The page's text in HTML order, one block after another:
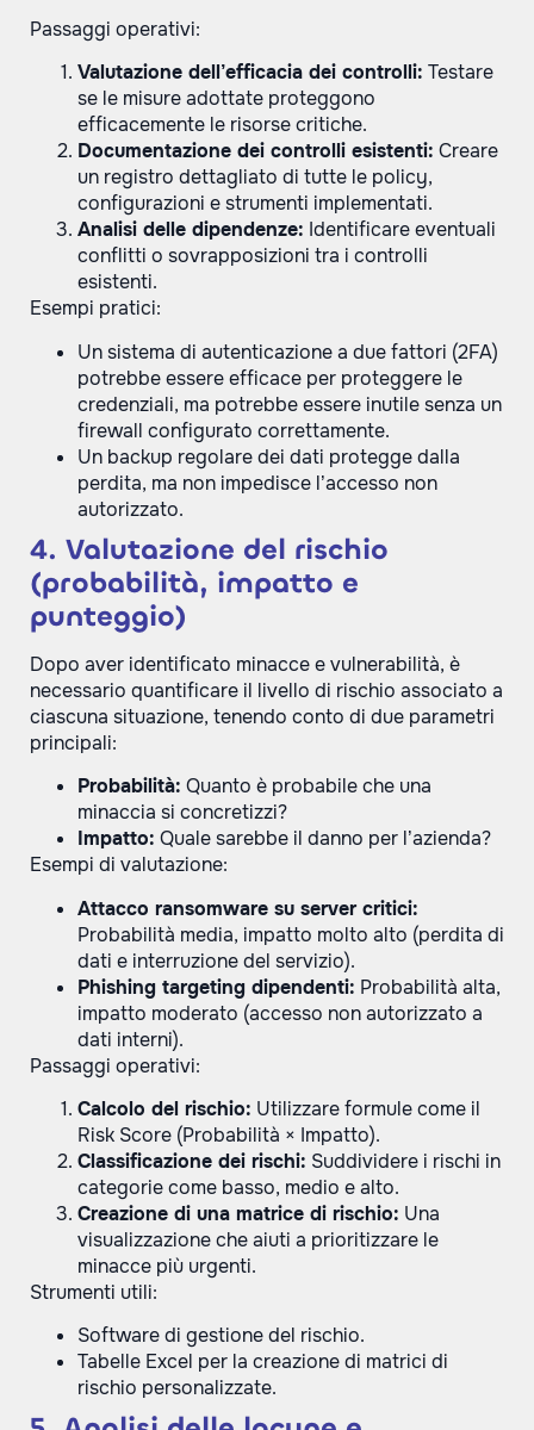
Passaggi operativi:
Valutazione dell’efficacia dei controlli: Testare
se le misure adottate proteggono
efficacemente le risorse critiche.
Documentazione dei controlli esistenti: Creare
un registro dettagliato di tutte le policy,
configurazioni e strumenti implementati.
Analisi delle dipendenze: Identificare eventuali
conflitti o sovrapposizioni tra i controlli
esistenti.
Esempi pratici:
Un sistema di autenticazione a due fattori (2FA)
potrebbe essere efficace per proteggere le
credenziali, ma potrebbe essere inutile senza un
firewall configurato correttamente.
Un backup regolare dei dati protegge dalla
perdita, ma non impedisce l’accesso non
autorizzato.
4. Valutazione del rischio
(probabilità, impatto e
punteggio)
Dopo aver identificato minacce e vulnerabilità, è
necessario quantificare il livello di rischio associato a
ciascuna situazione, tenendo conto di due parametri
principali:
Probabilità: Quanto è probabile che una
minaccia si concretizzi?
Impatto: Quale sarebbe il danno per l’azienda?
Esempi di valutazione:
Attacco ransomware su server critici:
Probabilità media, impatto molto alto (perdita di
dati e interruzione del servizio).
Phishing targeting dipendenti: Probabilità alta,
impatto moderato (accesso non autorizzato a
dati interni).
Passaggi operativi:
Calcolo del rischio: Utilizzare formule come il
Risk Score (Probabilità × Impatto).
Classificazione dei rischi: Suddividere i rischi in
categorie come basso, medio e alto.
Creazione di una matrice di rischio: Una
visualizzazione che aiuti a prioritizzare le
minacce più urgenti.
Strumenti utili:
Software di gestione del rischio.
Tabelle Excel per la creazione di matrici di
rischio personalizzate.